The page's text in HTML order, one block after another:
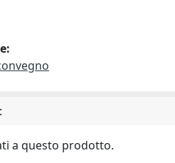
a questo prodotto.